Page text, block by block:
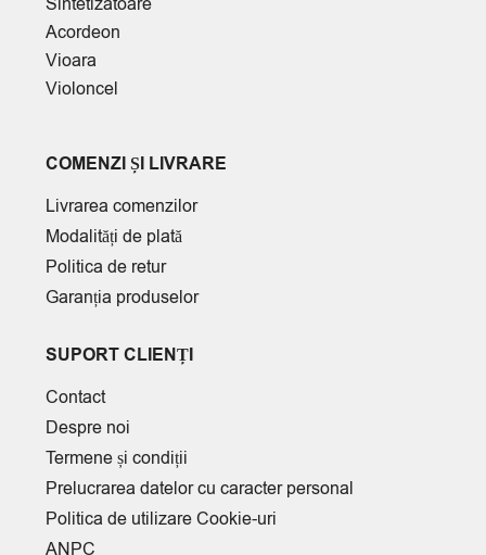
Acordeon
Vioara
Violoncel
COMENZI ȘI LIVRARE
Livrarea comenzilor
Modalități de plată
Politica de retur
Garanția produselor
SUPORT CLIENȚI
Contact
Despre noi
Termene și condiții
Prelucrarea datelor cu caracter personal
Politica de utilizare Cookie-uri
ANPC